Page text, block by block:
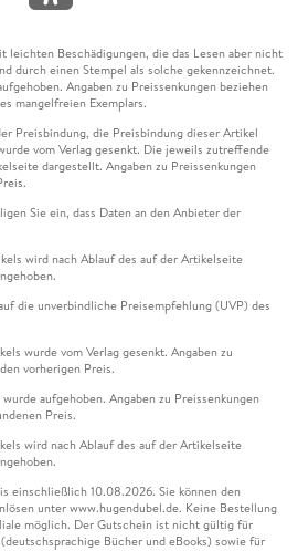
leichten Beschädigungen, die das Lesen aber nicht
durch einen Stempel als solche gekennzeichnet.
Angaben zu Preissenkungen beziehen
mangelfreien Exemplars.
Preisbindung, die Preisbindung dieser Artikel
vom Verlag gesenkt. Die jeweils zutreffende
dargestellt. Angaben zu Preissenkungen
Sie ein, dass Daten an den Anbieter der
wird nach Ablauf des auf der Artikelseite
die unverbindliche Preisempfehlung (UVP) des
wurde vom Verlag gesenkt. Angaben zu
vorherigen Preis.
aufgehoben. Angaben zu Preissenkungen
Preis.
wird nach Ablauf des auf der Artikelseite
einschließlich 10.08.2026. Sie können den
unter www.hugendubel.de. Keine Bestellung
möglich. Der Gutschein ist nicht gültig für
Bücher und eBooks) sowie für